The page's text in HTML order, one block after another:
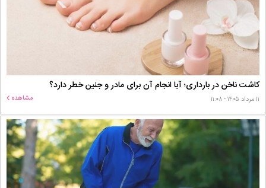
کاشت ناخن در بارداری؛ آیا انجام آن برای مادر و جنین خطر دارد؟
۱۱ مرداد ۱۴۰۵ - ۱۱:۰۸ مشاهده